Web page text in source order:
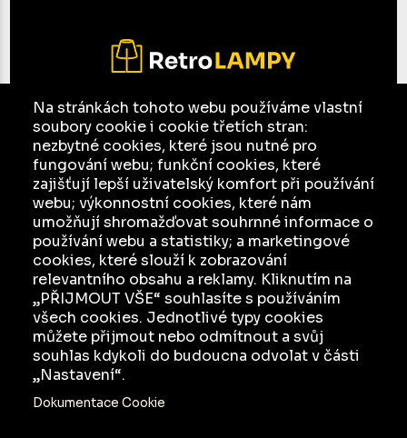
Na stránkách tohoto webu používáme vlastní
soubory cookie i cookie třetích stran:
nezbytné cookies, které jsou nutné pro
fungování webu; funkční cookies, které
zajišťují lepší uživatelský komfort při používání
webu; výkonnostní cookies, které nám
umožňují shromažďovat souhrnné informace o
používání webu a statistiky; a marketingové
cookies, které slouží k zobrazování
relevantního obsahu a reklamy. Kliknutím na
„PŘIJMOUT VŠE“ souhlasíte s používáním
všech cookies. Jednotlivé typy cookies
můžete přijmout nebo odmítnout a svůj
souhlas kdykoli do budoucna odvolat v části
„Nastavení“.
Dokumentace Cookie
E-mail:jesso@seznam.cz
Facebook
Ochrana osobních údajů a jejich zpracování
KATALOG
INZERCE
O NÁS
JAK TO FUNGUJE